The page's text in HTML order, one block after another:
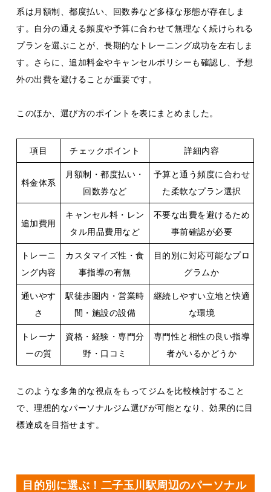
系は月額制、都度払い、回数券など多様な形態が存在しま
す。自分の通える頻度や予算に合わせて無理なく続けられる
プランを選ぶことが、長期的なトレーニング成功を左右しま
す。さらに、追加料金やキャンセルポリシーも確認し、予想
外の出費を避けることが重要です。
このほか、選び方のポイントを表にまとめました。
項目 チェックポイント 詳細内容
料金体系
月額制・都度払い・
回数券など
予算と通う頻度に合わせ
た柔軟なプラン選択
追加費用
キャンセル料・レン
タル用品費用など
不要な出費を避けるため
事前確認が必要
トレーニ
ング内容
カスタマイズ性・食
事指導の有無
目的別に対応可能なプロ
グラムか
通いやす
さ
駅徒歩圏内・営業時
間・施設の設備
継続しやすい立地と快適
な環境
トレーナ
ーの質
資格・経験・専門分
野・口コミ
専門性と相性の良い指導
者がいるかどうか
このような多角的な視点をもってジムを比較検討すること
で、理想的なパーソナルジム選びが可能となり、効果的に目
標達成を目指せます。
目的別に選ぶ！二子玉川駅周辺のパーソナル